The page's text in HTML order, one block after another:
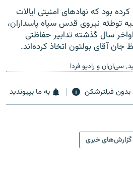
بود که نهادهای امنیتی ایالات
توطئه نیروی قدس سپاه پاسداران،
سال گذشته تدابیر حفاظتی
آقای بولتون اتخاذ کرده‌اند.
فیلترشکن به ما بپیوندید
گزارش‌های خبری